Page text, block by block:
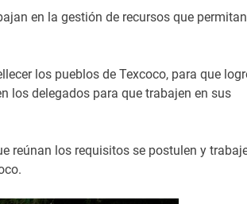
en la gestión de recursos que
los pueblos de Texcoco, para que
los delegados para que trabajen en sus
reúnan los requisitos se postulen y